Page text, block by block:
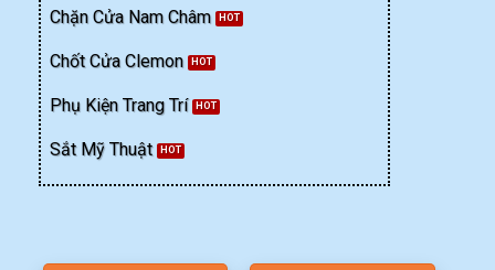
Chặn Cửa Nam Châm
Chốt Cửa Clemon
Phụ Kiện Trang Trí
Sắt Mỹ Thuật